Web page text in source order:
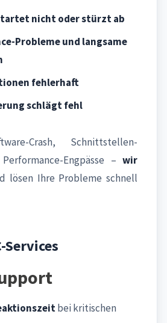
nicht oder stürzt ab
Probleme und langsame
fehlerhaft
schlägt fehl
Crash, Schnittstellen-
Engpässe – wir
lösen Ihre Probleme schnell
Services
bei kritischen